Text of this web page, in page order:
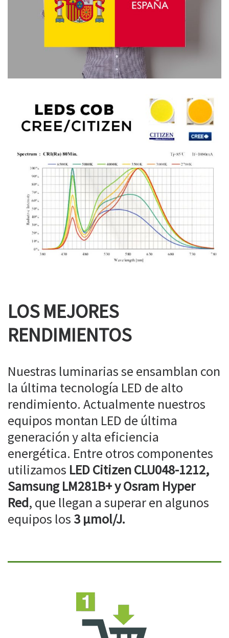
LOS MEJORES
RENDIMIENTOS
Nuestras luminarias se ensamblan con
la última tecnología LED de alto
rendimiento. Actualmente nuestros
equipos montan LED de última
generación y alta eficiencia
energética. Entre otros componentes
utilizamos LED Citizen CLU048-1212,
Samsung LM281B+ y Osram Hyper
Red, que llegan a superar en algunos
equipos los 3 µmol/J.